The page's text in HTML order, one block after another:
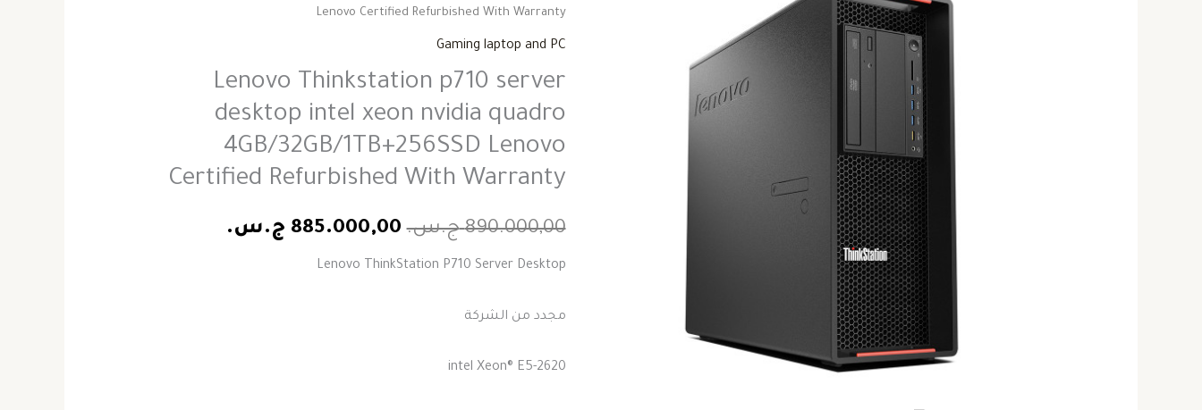
Lenovo Certified Refurbished With Warranty
Gaming laptop and PC
Lenovo Thinkstation p710 server
desktop intel xeon nvidia quadro
4GB/32GB/1TB+256SSD Lenovo
Certified Refurbished With Warranty
890.000,00 ج.س.
الأصلي
890.000,00 ج.س..
885.000,00 ج.س.
885.000,00 ج.س..
Lenovo ThinkStation P710 Server Desktop
مجدد من الشركة
intel Xeon®️ E5-2620